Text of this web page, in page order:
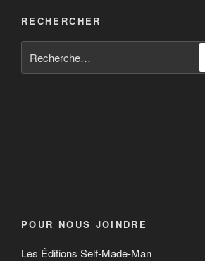
RECHERCHER
POUR NOUS JOINDRE
Les Éditions Self-Made-Man